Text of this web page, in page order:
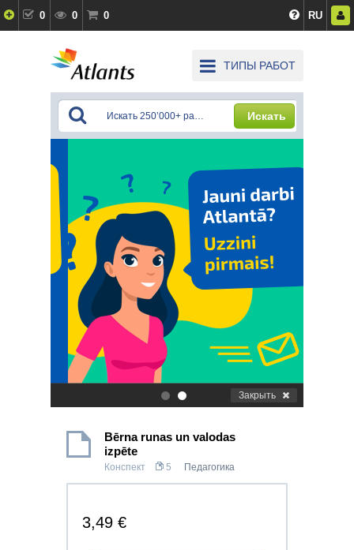
0 0 0 RU
ТИПЫ РАБОТ
Искать
. Закрыть
Bērna runas un valodas
izpēte
Конспект 5 Педагогика
3,49 €